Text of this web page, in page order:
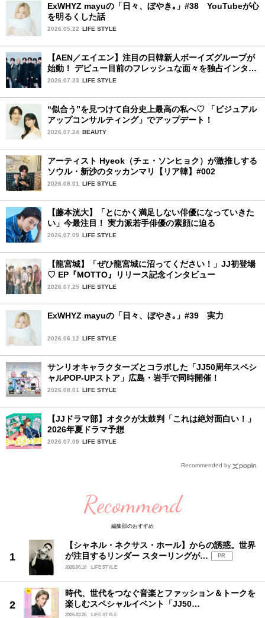
ExWHYZ mayuの「日々、ぼやき｡」#38 YouTubeが心
を明るくした話
2026.05.22 LIFE STYLE
【AEN／エイエン】注目の日韓新人ボーイズグループが
始動！ デビュー目前のフレッシュな面々を独占インタビ
ュー。7人の魅力に迫ります♪
2026.07.23 LIFE STYLE
“似合う”を見つけて自分史上最高の私へ♡ 「ビジュアル
アップコンサルティング」でアップデート！
2026.07.24 BEAUTY
アーティスト Hyeok（チェ・ソンヒョク）が激推しする
ソウル・新沙のタッカンマリ【リア韓】#002
2026.08.01 LIFE STYLE
【藤本洸大】「とにかく満足しない俳優になっていきた
い」今最注目！ 実力派若手俳優の素顔に迫る
2026.07.09 LIFE STYLE
【龍宮城】「ぜひ龍宮城に沼ってください！」JJ初登場
♡ EP『MOTTO』リリース記念インタビュー
2026.07.25 LIFE STYLE
ExWHYZ mayuの「日々、ぼやき｡」#39 実力
2026.06.12 LIFE STYLE
サンリオキャラクターズとコラボした「JJ50周年スペシ
ャルPOP-UPストア」広島・岩手で同時開催！
2026.08.01 LIFE STYLE
【JJドラマ部】オタクが太鼓判「これは絶対面白い！」
2026年夏ドラマ予想
2026.07.08 LIFE STYLE
Recommended by
Recommend
編集部のおすすめ
【シャネル・ネクサス・ホール】からの誘惑。世界
が注目するリンダー スターリングが…
PR
2026.06.18
LIFE STYLE
時代、世代をつなぐ音楽とファッション＆トークを
楽しむスペシャルイベント「JJ50…
2026.03.26 LIFE STYLE